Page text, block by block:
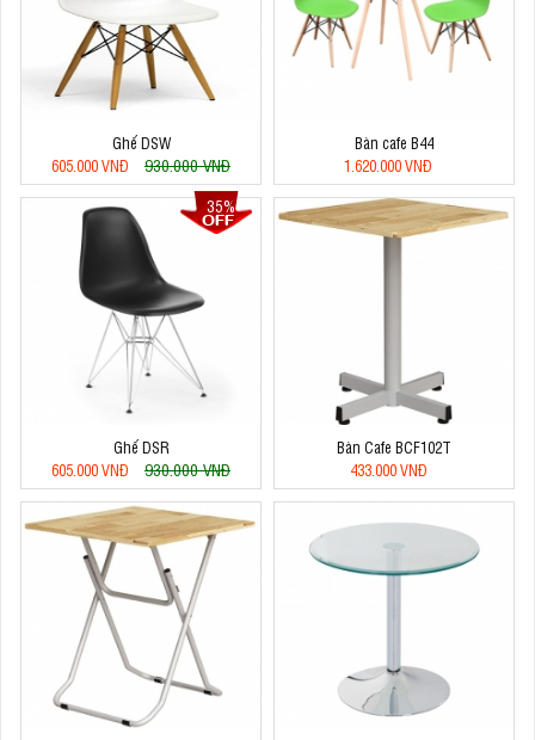
Ghế DSW
605.000 VNĐ
930.000 VNĐ
Bàn cafe B44
1.620.000 VNĐ
35%
Ghế DSR
605.000 VNĐ
930.000 VNĐ
Bàn Cafe BCF102T
433.000 VNĐ